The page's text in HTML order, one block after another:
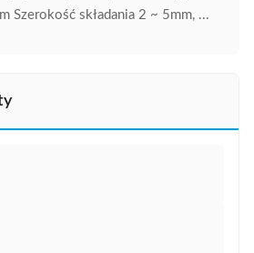
Szerokość składania 2 ~ 5mm, ...